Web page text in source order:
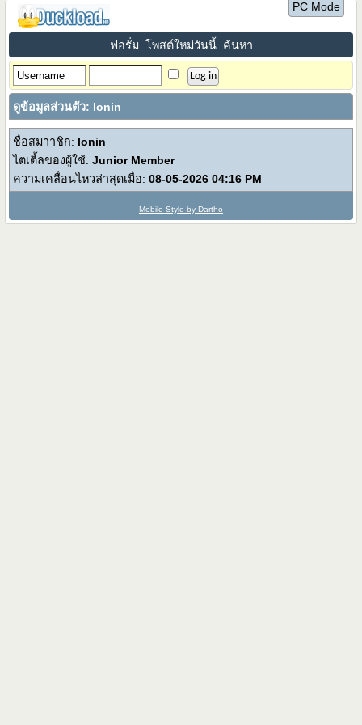
PC Mode
ฟอรั่ม โพสต์ใหม่วันนี้ ค้นหา
ดูข้อมูลส่วนตัว: lonin
ชื่อสมาาชิก: lonin
ไตเติ้ลของผู้ใช้:Junior Member
ความเคลื่อนไหวล่าสุดเมื่อ: 08-05-202604:16 PM
Mobile Style by Dartho